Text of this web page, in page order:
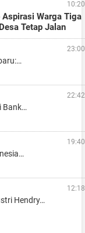
10:20
Aspirasi Warga Tiga
Tetap Jalan
23:00
22:42
Bank…
19:40
12:18
Hendry…